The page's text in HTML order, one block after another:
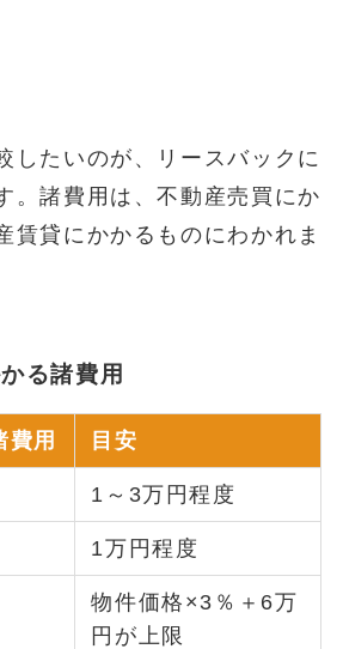
したいのが、リースバックに
。諸費用は、不動産売買にか
賃貸にかかるものにわかれま
る諸費用
費用 目安
1～3万円程度
1万円程度
物件価格×3％＋6万
円が上限